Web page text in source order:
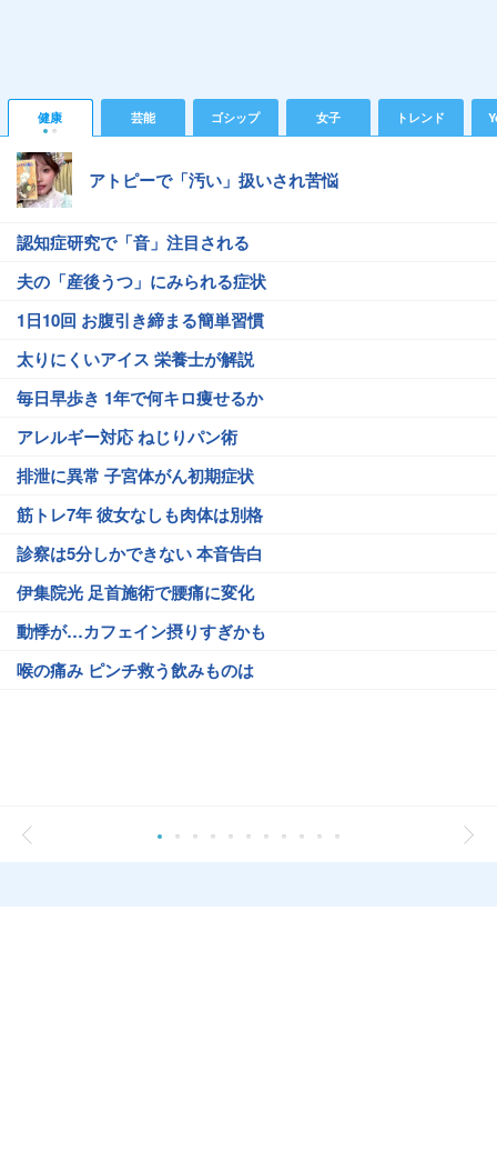
健康 芸能 ゴシップ 女子 トレンド
アトピーで「汚い」扱いされ苦悩
認知症研究で「音」注目される
夫の「産後うつ」にみられる症状
1日10回 お腹引き締まる簡単習慣
太りにくいアイス 栄養士が解説
毎日早歩き 1年で何キロ痩せるか
アレルギー対応 ねじりパン術
排泄に異常 子宮体がん初期症状
筋トレ7年 彼女なしも肉体は別格
診察は5分しかできない 本音告白
伊集院光 足首施術で腰痛に変化
動悸が…カフェイン摂りすぎかも
喉の痛み ピンチ救う飲みものは